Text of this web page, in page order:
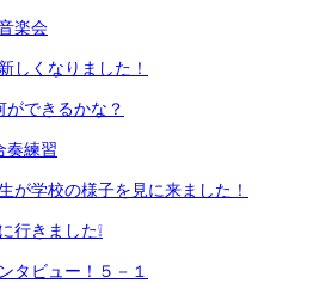
楽会
しくなりました！
できるかな？
奏練習
が学校の様子を見に来ました！
行きました❕
タビュー！５－１